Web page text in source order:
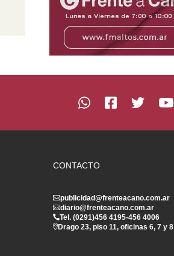
CONTACTO
publicidad@frenteacano.com.ar
diario@frenteacano.com.ar
Tel. (0291)456 4195-456 4006
Drago 23, piso 11, oficinas 6, 7 y 8